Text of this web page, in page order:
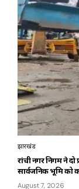
झारखंड
रांची नगर निगम ने
सार्वजनिक भूमि को
August 7, 2026